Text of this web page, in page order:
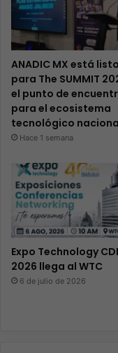
ANADIC MX está listo
para The SUMMIT
el punto de
para el ecosistema
tecnológico
Hace 1 semana
Expo Technology
2026 llega al WTC
6 de julio de 2026